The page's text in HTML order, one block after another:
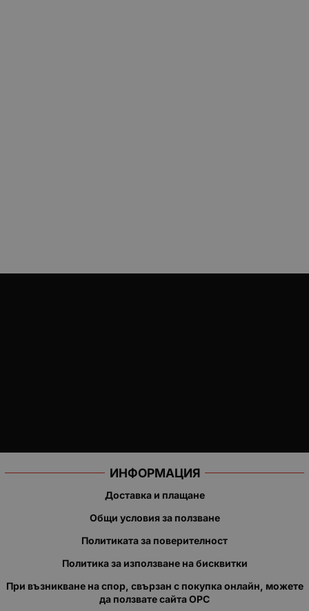
ИНФОРМАЦИЯ
Доставка и плащане
Общи условия за ползване
Политиката за поверителност
Политика за използване на бисквитки
При възникване на спор, свързан с покупка онлайн, можете
да ползвате сайта ОРС